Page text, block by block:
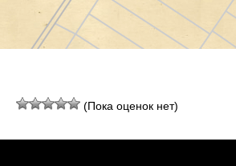
(Пока оценок нет)